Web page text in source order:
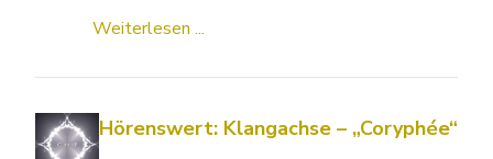
Weiterlesen ...
Hörenswert: Klangachse – „Coryphée“